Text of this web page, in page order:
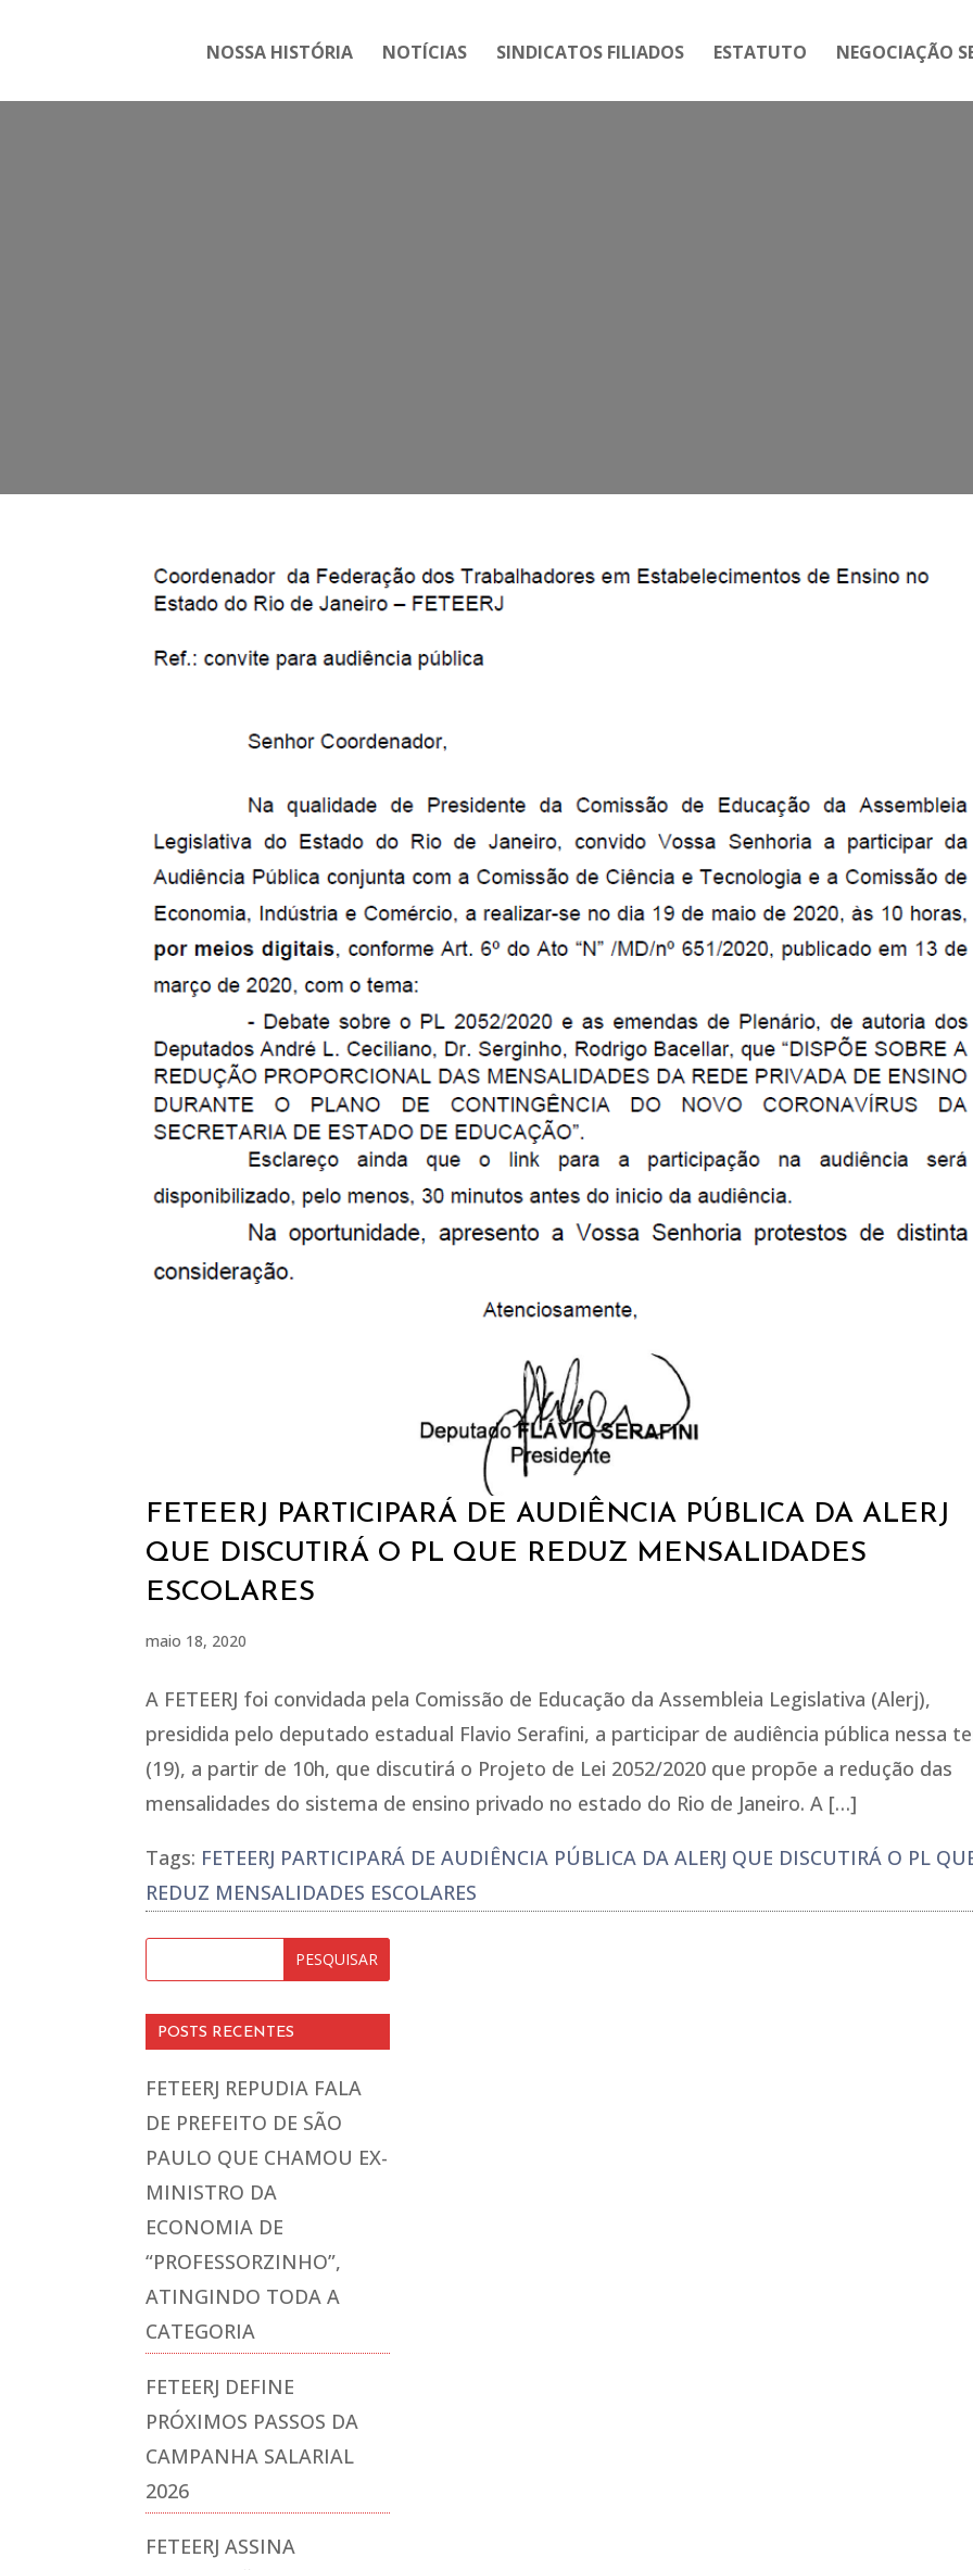
NOSSA HISTÓRIA NOTÍCIAS SINDICATOS FILIADOS ESTATUTO NEGOCIAÇÃO
FETEERJ PARTICIPARÁ DE AUDIÊNCIA PÚBLICA DA ALERJ
QUE DISCUTIRÁ O PL QUE REDUZ MENSALIDADES
ESCOLARES
maio 18, 2020
A FETEERJ foi convidada pela Comissão de Educação da Assembleia Legislativa (Alerj),
presidida pelo deputado estadual Flavio Serafini, a participar de audiência pública nessa
(19), a partir de 10h, que discutirá o Projeto de Lei 2052/2020 que propõe a redução das
mensalidades do sistema de ensino privado no estado do Rio de Janeiro. A […]
Tags: FETEERJ PARTICIPARÁ DE AUDIÊNCIA PÚBLICA DA ALERJ QUE DISCUTIRÁ O PL
REDUZ MENSALIDADES ESCOLARES
POSTS RECENTES
FETEERJ REPUDIA FALA
DE PREFEITO DE SÃO
PAULO QUE CHAMOU EX-
MINISTRO DA
ECONOMIA DE
“PROFESSORZINHO”,
ATINGINDO TODA A
CATEGORIA
FETEERJ DEFINE
PRÓXIMOS PASSOS DA
CAMPANHA SALARIAL
2026
FETEERJ ASSINA